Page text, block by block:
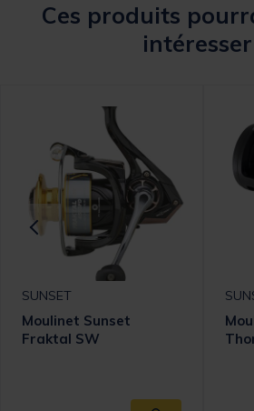
Ces produits
intéresser
SUNSET
Moulinet Sunset
Fraktal SW